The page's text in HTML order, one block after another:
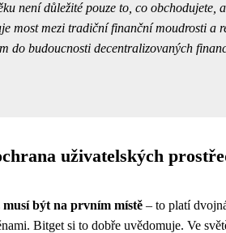
není důležité pouze to, co obchodujete,
most mezi tradiční finanční moudrosti a
do budoucnosti decentralizovaných
uživatelských
musí být na prvním místě – to platí
Bitget si to dobře uvědomuje. Ve